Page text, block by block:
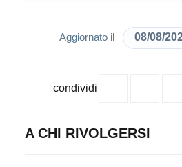
Aggiornato il 08/08/
condividi
A CHI RIVOLGERSI